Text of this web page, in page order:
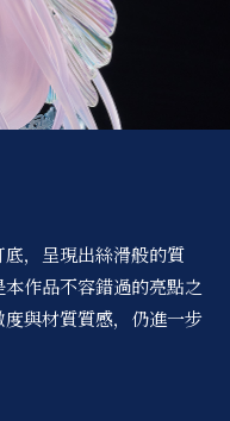
，呈現出絲滑般的質
作品不容錯過的亮點之
與材質質感，仍進一步